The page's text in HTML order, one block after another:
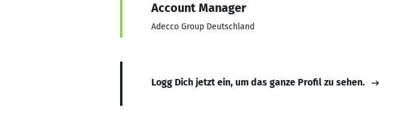
Account Manager
Adecco Group Deutschland
Logg Dich jetzt ein, um das ganze Profil zu sehen.